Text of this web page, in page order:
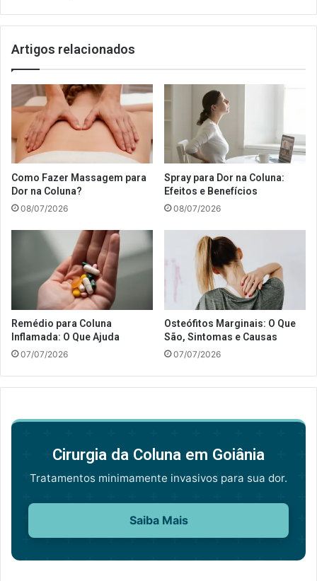
Artigos relacionados
Como Fazer Massagem para
Dor na Coluna?
08/07/2026
Spray para Dor na Coluna:
Efeitos e Benefícios
08/07/2026
Remédio para Coluna
Inflamada: O Que Ajuda
07/07/2026
Osteófitos Marginais: O Que
São, Sintomas e Causas
07/07/2026
Cirurgia da Coluna em Goiânia
Tratamentos minimamente invasivos para sua dor.
Saiba Mais